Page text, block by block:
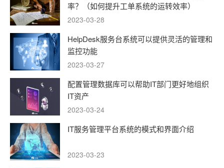
率？（如何提升工单系统的运转效率）
2023-03-28
HelpDesk服务台系统可以提供灵活的管理和
监控功能
2023-03-27
配置管理数据库可以帮助IT部门更好地组织
IT资产
2023-03-24
IT服务管理平台系统的模式和界面介绍
2023-03-23